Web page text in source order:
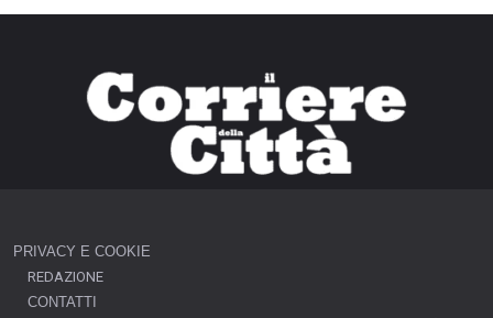
PRIVACY E COOKIE
REDAZIONE
CONTATTI